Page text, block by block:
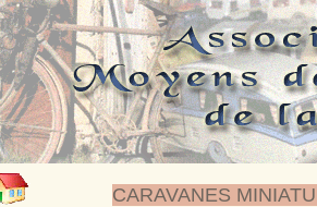
CARAVANES